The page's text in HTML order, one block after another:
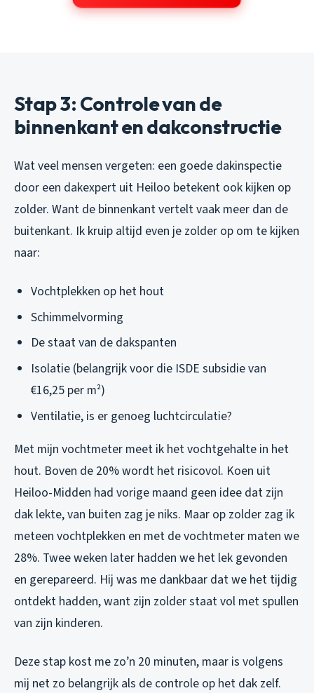
Stap 3: Controle van de
binnenkant en dakconstructie
Wat veel mensen vergeten: een goede dakinspectie
door een dakexpert uit Heiloo betekent ook kijken op
zolder. Want de binnenkant vertelt vaak meer dan de
buitenkant. Ik kruip altijd even je zolder op om te kijken
naar:
Vochtplekken op het hout
Schimmelvorming
De staat van de dakspanten
Isolatie (belangrijk voor die ISDE subsidie van
€16,25 per m²)
Ventilatie, is er genoeg luchtcirculatie?
Met mijn vochtmeter meet ik het vochtgehalte in het
hout. Boven de 20% wordt het risicovol. Koen uit
Heiloo-Midden had vorige maand geen idee dat zijn
dak lekte, van buiten zag je niks. Maar op zolder zag ik
meteen vochtplekken en met de vochtmeter maten we
28%. Twee weken later hadden we het lek gevonden
en gerepareerd. Hij was me dankbaar dat we het tijdig
ontdekt hadden, want zijn zolder staat vol met spullen
van zijn kinderen.
Deze stap kost me zo’n 20 minuten, maar is volgens
mij net zo belangrijk als de controle op het dak zelf.